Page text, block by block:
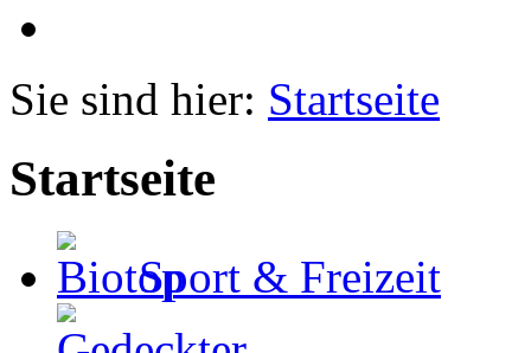
Sie sind hier: Startseite
Startseite
Sport & Freizeit